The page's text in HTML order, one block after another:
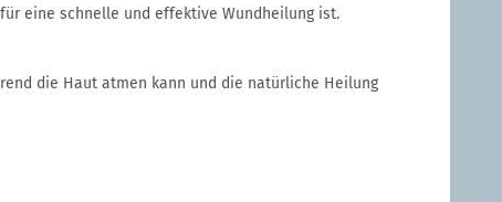
eine schnelle und effektive Wundheilung ist.
die Haut atmen kann und die natürliche Heilung